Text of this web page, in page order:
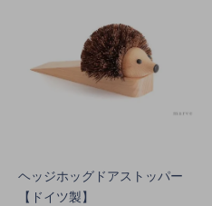
ヘッジホッグドアストッパー
【ドイツ製】